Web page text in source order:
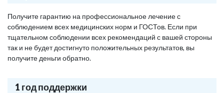
Получите гарантию на профессиональное лечение с
соблюдением всех медицинских норм и ГОСТов. Если при
тщательном соблюдении всех рекомендаций с вашей стороны
так и не будет достигнуто положительных результатов, вы
получите деньги обратно.
1 год поддержки